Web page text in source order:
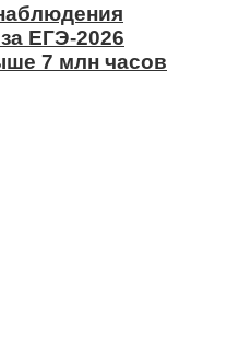
ЕГЭ-2026
7 млн часов